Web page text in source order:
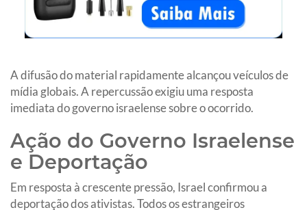
A difusão do material rapidamente alcançou veículos de
mídia globais. A repercussão exigiu uma resposta
imediata do governo israelense sobre o ocorrido.
Ação do Governo Israelense
e Deportação
Em resposta à crescente pressão, Israel confirmou a
deportação dos ativistas. Todos os estrangeiros